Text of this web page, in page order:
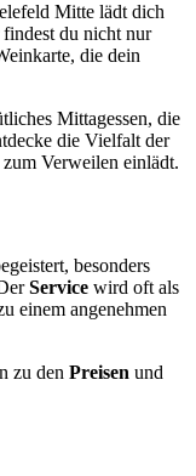
Mitte lädt dich
du nicht nur
die dein
Mittagessen, die
die Vielfalt der
Verweilen einlädt.
besonders
Service wird oft als
einem angenehmen
zu den Preisen und